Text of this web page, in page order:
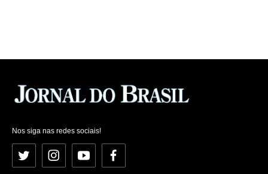
Nos siga nas redes sociais!
Twitter InstagramYouTubeFacebook